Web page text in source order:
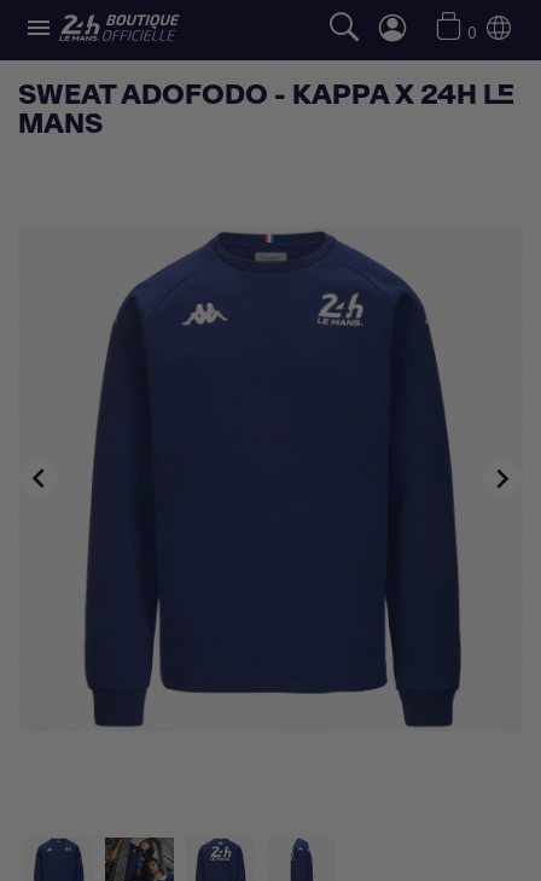
 0
SWEAT ADOFODO - KAPPA X 24H LE
MANS
 